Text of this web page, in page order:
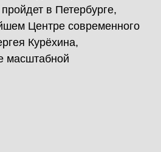
в Петербурге,
Центре современного
Курёхина,
масштабной